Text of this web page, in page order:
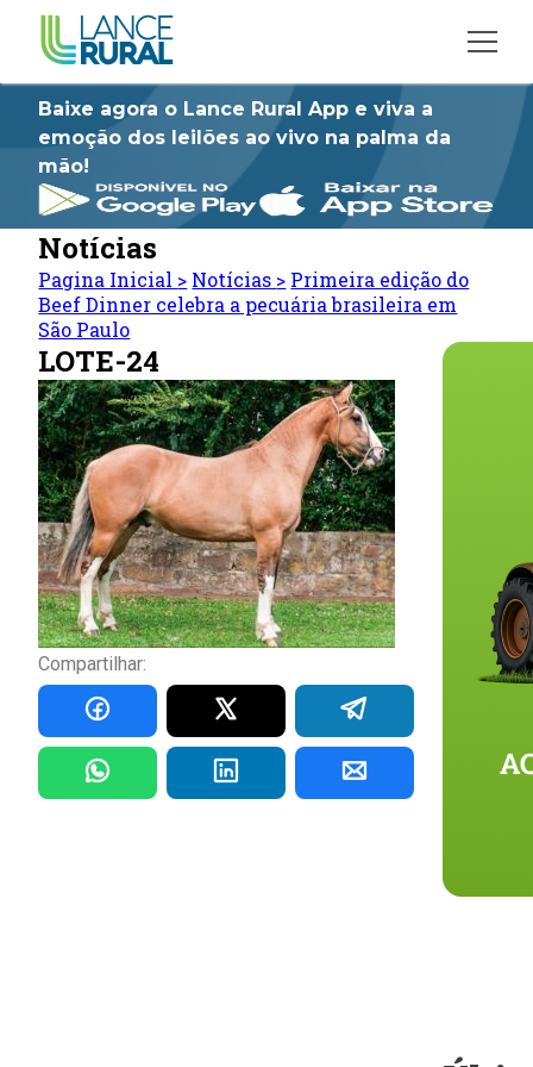
Baixe agora o Lance Rural App e viva a
emoção dos leilões ao vivo na palma da
mão!
Notícias
Pagina Inicial > Notícias > Primeira edição do
Beef Dinner celebra a pecuária brasileira em
São Paulo
LOTE-24
Compartilhar: